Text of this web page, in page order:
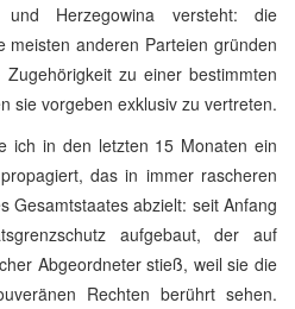
Herzegowina versteht: die
meisten anderen Parteien gründen
zu einer bestimmten
sie vorgeben exklusiv zu vertreten.
ich in den letzten 15 Monaten ein
das in immer rascheren
Gesamtstaates abzielt: seit Anfang
aufgebaut, der auf
Abgeordneter stieß, weil sie die
Rechten berührt sehen.